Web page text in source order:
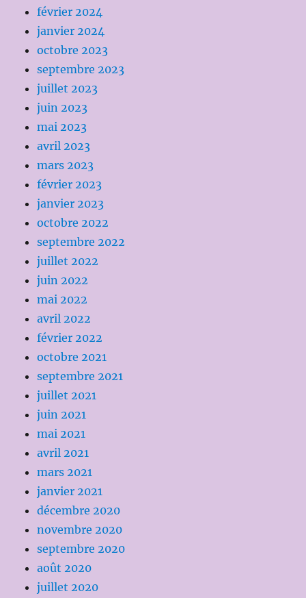
février 2024
janvier 2024
octobre 2023
septembre 2023
juillet 2023
juin 2023
mai 2023
avril 2023
mars 2023
février 2023
janvier 2023
octobre 2022
septembre 2022
juillet 2022
juin 2022
mai 2022
avril 2022
février 2022
octobre 2021
septembre 2021
juillet 2021
juin 2021
mai 2021
avril 2021
mars 2021
janvier 2021
décembre 2020
novembre 2020
septembre 2020
août 2020
juillet 2020